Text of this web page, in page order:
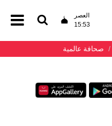
العصر
15:53
صحافة عالمية